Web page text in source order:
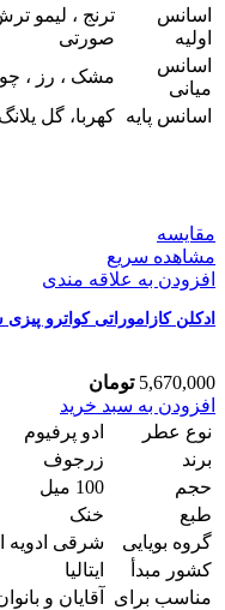
اسانس
اولیه
ترنج ، لیمو
صورتی
اسانس
میانی
مشک ، رز ،
اسانس پایه کهربا، گل
مقایسه
مشاهده سریع
افزودن به علاقه مندی
ادکلن کازاموراتی کواترو پیزی
5,670,000 تومان
ادکلن
کازاموراتی
کواترو
پیزی
شرکت
پنسیس
100
میل
عدد
افزودن به سبد خرید
نوع عطر
ادو پرفیوم
برند
زرجوف
حجم
100 میل
طبع
خنک
گروه بویایی
شرقی ادویه
کشور مبدأ
ایتالیا
مناسب برای
آقایان و